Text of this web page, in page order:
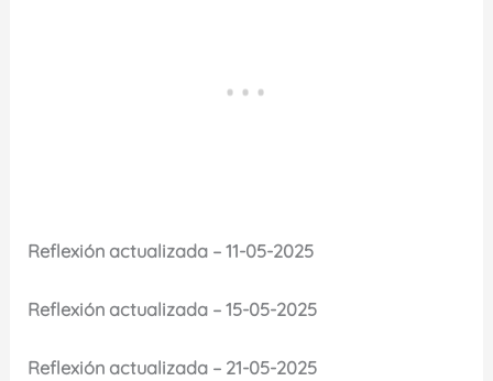
Reflexión actualizada – 11-05-2025
Reflexión actualizada – 15-05-2025
Reflexión actualizada – 21-05-2025